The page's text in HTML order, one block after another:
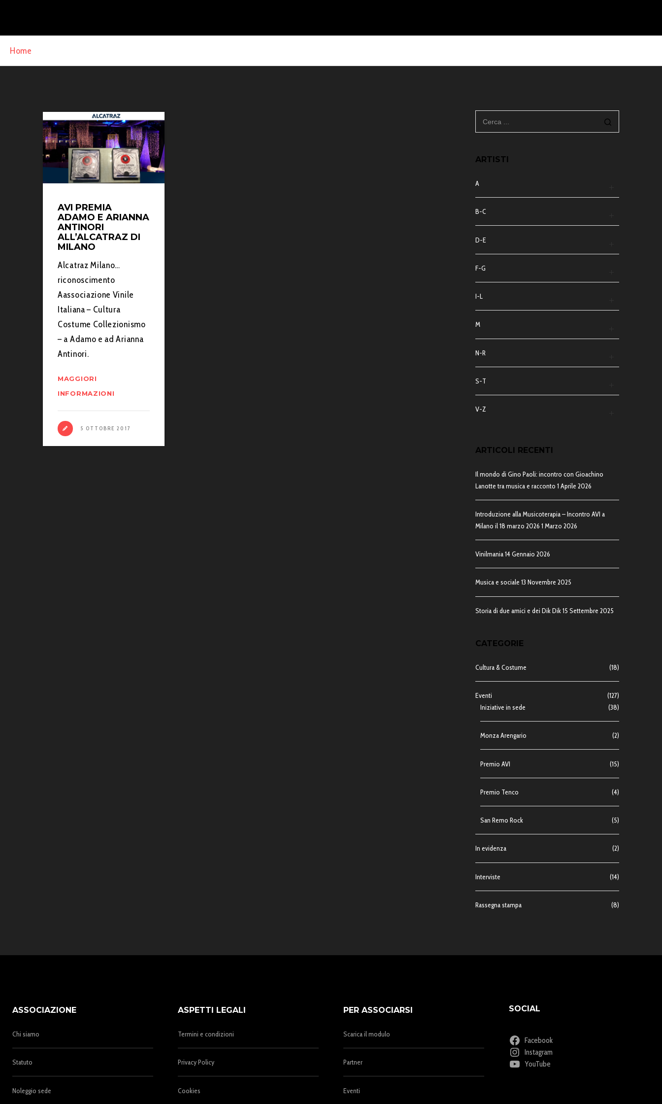
Home
AVI PREMIA
ADAMO E ARIANNA
ANTINORI
ALL’ALCATRAZ DI
MILANO
Alcatraz Milano…
riconoscimento
Aassociazione Vinile
Italiana – Cultura
Costume Collezionismo
– a Adamo e ad Arianna
Antinori.
MAGGIORI
INFORMAZIONI
5 OTTOBRE 2017
ARTISTI
A
B-C
D-E
F-G
I-L
M
N-R
S-T
V-Z
ARTICOLI RECENTI
Il mondo di Gino Paoli: incontro con Gioachino
Lanotte tra musica e racconto 1 Aprile 2026
Introduzione alla Musicoterapia – Incontro AVI a
Milano il 18 marzo 2026 1 Marzo 2026
Vinilmania14 Gennaio 2026
Musica e sociale 13 Novembre 2025
Storia di due amici e dei Dik Dik15 Settembre 2025
CATEGORIE
Cultura & Costume (18)
Eventi
(127)
Iniziative in sede
(38)
Monza Arengario (2)
Premio AVI (15)
Premio Tenco (4)
San Remo Rock (5)
In evidenza (2)
Interviste (14)
Rassegna stampa (8)
ASSOCIAZIONE
Chi siamo
Statuto
Noleggio sede
ASPETTI LEGALI
Termini e condizioni
Privacy Policy
Cookies
PER ASSOCIARSI
Scarica il modulo
Partner
Eventi
SOCIAL
Facebook
Instagram
YouTube